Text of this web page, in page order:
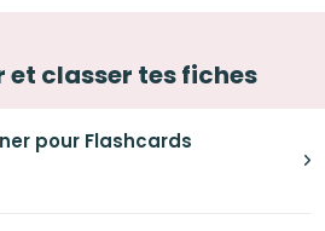
et classer tes fiches
pour Flashcards